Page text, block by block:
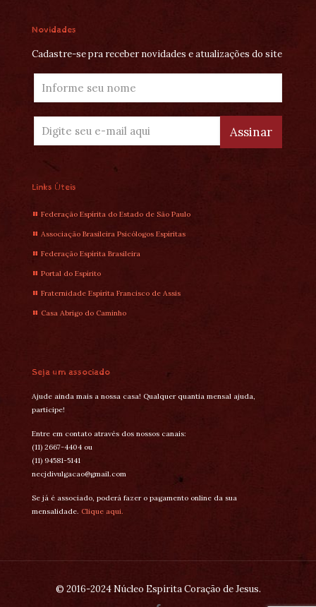
Novidades
Cadastre-se pra receber novidades e atualizações do site
Links Úteis
Federação Espírita do Estado de São Paulo
Associação Brasileira Psicólogos Espíritas
Federação Espírita Brasileira
Portal do Espírito
Fraternidade Espírita Francisco de Assis
Casa Abrigo do Caminho
Seja um associado
Ajude ainda mais a nossa casa! Qualquer quantia mensal ajuda,
participe!
Entre em contato através dos nossos canais:
(11) 2667-4404 ou
(11) 94581-5141
necjdivulgacao@gmail.com
Se já é associado, poderá fazer o pagamento online da sua
mensalidade. Clique aqui.
© 2016-2024 Núcleo Espírita Coração de Jesus.